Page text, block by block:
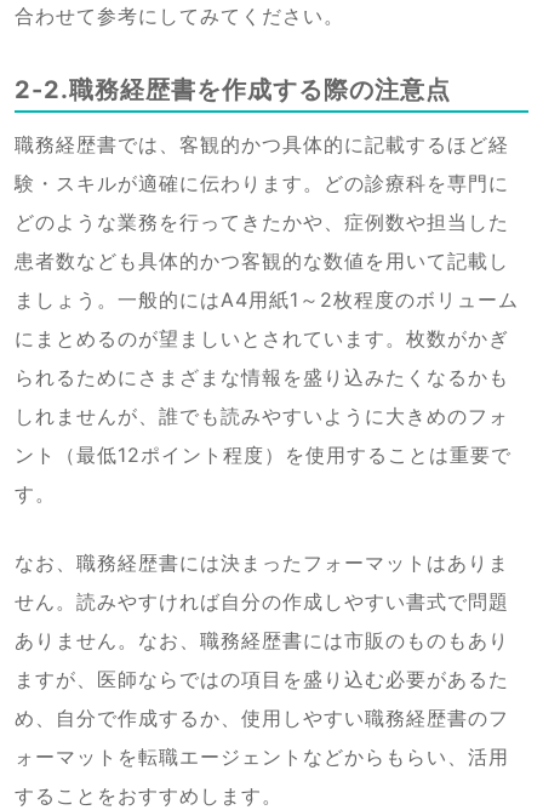
合わせて参考にしてみてください。
2-2.職務経歴書を作成する際の注意点
職務経歴書では、客観的かつ具体的に記載するほど経
験・スキルが適確に伝わります。どの診療科を専門に
どのような業務を行ってきたかや、症例数や担当した
患者数なども具体的かつ客観的な数値を用いて記載し
ましょう。一般的にはA4用紙1～2枚程度のボリューム
にまとめるのが望ましいとされています。枚数がかぎ
られるためにさまざまな情報を盛り込みたくなるかも
しれませんが、誰でも読みやすいように大きめのフォ
ント（最低12ポイント程度）を使用することは重要で
す。
なお、職務経歴書には決まったフォーマットはありま
せん。読みやすければ自分の作成しやすい書式で問題
ありません。なお、職務経歴書には市販のものもあり
ますが、医師ならではの項目を盛り込む必要があるた
め、自分で作成するか、使用しやすい職務経歴書のフ
ォーマットを転職エージェントなどからもらい、活用
することをおすすめします。